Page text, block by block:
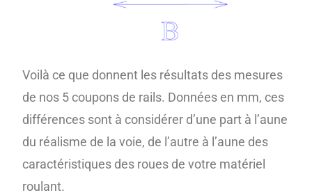
Voilà ce que donnent les résultats des mesures
de nos 5 coupons de rails. Données en mm, ces
différences sont à considérer d’une part à l’aune
du réalisme de la voie, de l’autre à l’aune des
caractéristiques des roues de votre matériel
roulant.